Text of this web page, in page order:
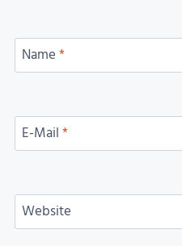
Name*
E-Mail*
Website